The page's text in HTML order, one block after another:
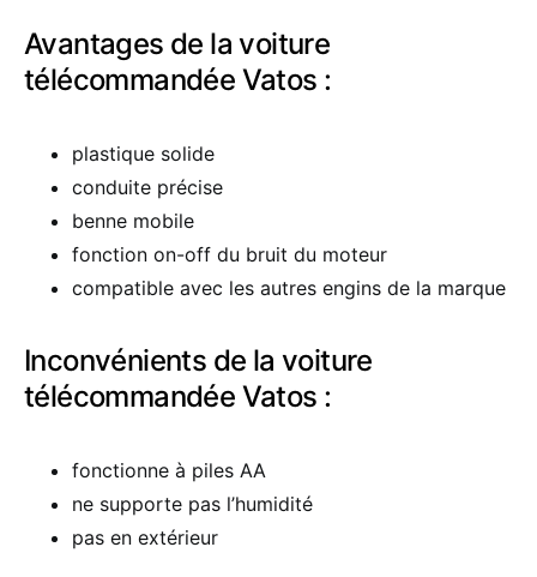
Avantages de la voiture
télécommandée Vatos :
plastique solide
conduite précise
benne mobile
fonction on-off du bruit du moteur
compatible avec les autres engins de la marque
Inconvénients de la voiture
télécommandée Vatos :
fonctionne à piles AA
ne supporte pas l’humidité
pas en extérieur